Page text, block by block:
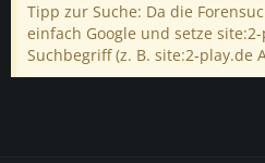
Tipp zur Suche: Da die
einfach Google und setze
Suchbegriff (z. B. site:2-play.de